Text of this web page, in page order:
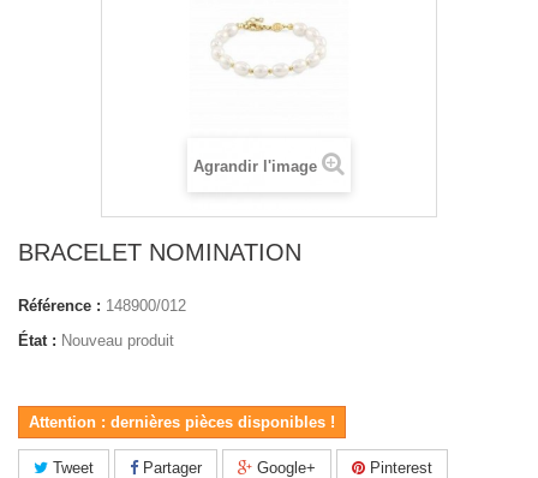
Agrandir l'image
BRACELET NOMINATION
Référence : 148900/012
État : Nouveau produit
Attention : dernières pièces disponibles !
Tweet Partager Google+ Pinterest